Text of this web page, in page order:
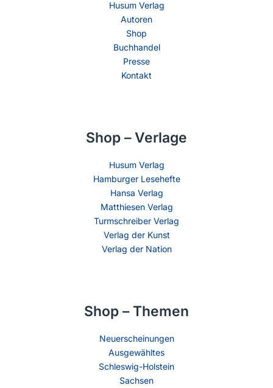
Husum Verlag
Autoren
Shop
Buchhandel
Presse
Kontakt
Shop – Verlage
Husum Verlag
Hamburger Lesehefte
Hansa Verlag
Matthiesen Verlag
Turmschreiber Verlag
Verlag der Kunst
Verlag der Nation
Shop – Themen
Neuerscheinungen
Ausgewähltes
Schleswig-Holstein
Sachsen